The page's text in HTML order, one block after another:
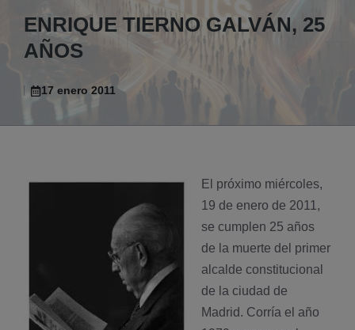
ENRIQUE TIERNO GALVÁN, 25
AÑOS
17 enero 2011
El próximo miércoles,
19 de enero de 2011,
se cumplen 25 años
de la muerte del primer
alcalde constitucional
de la ciudad de
Madrid. Corrí­a el año